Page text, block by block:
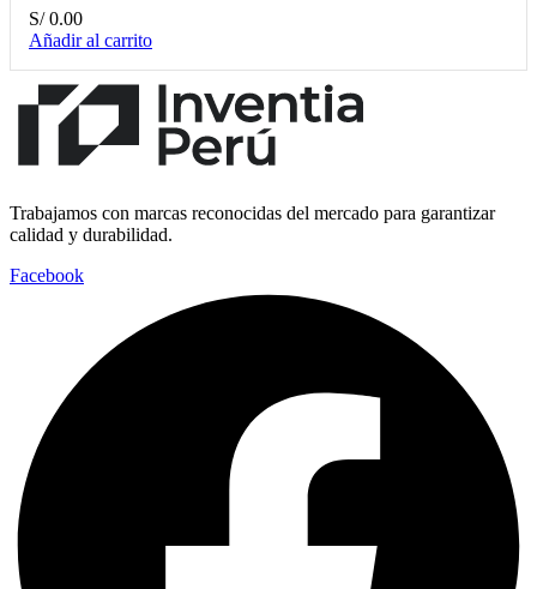
S/0.00
Añadir al carrito
Trabajamos con marcas reconocidas del mercado para garantizar
calidad y durabilidad.
Facebook